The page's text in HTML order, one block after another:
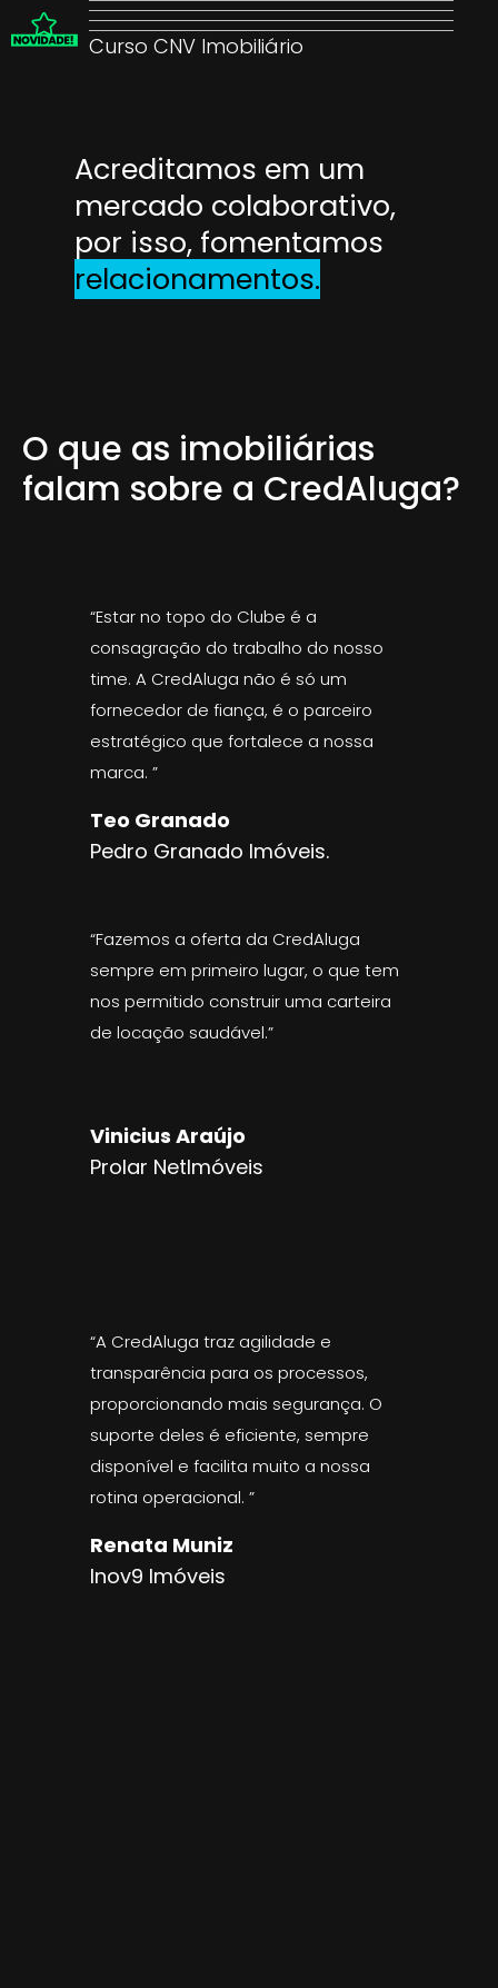
Curso CNV Imobiliário
O que as imobiliárias
falam sobre a CredAluga?
Acreditamos em um
mercado colaborativo,
por isso, fomentamos
relacionamentos.
“Estar no topo do Clube é a
consagração do trabalho do nosso
time. A CredAluga não é só um
fornecedor de fiança, é o parceiro
estratégico que fortalece a nossa
marca. ”
Teo Granado
Pedro Granado Imóveis.
“Fazemos a oferta da CredAluga
sempre em primeiro lugar, o que tem
nos permitido construir uma carteira
de locação saudável.”
Vinicius Araújo
Prolar Netlmóveis
“A CredAluga traz agilidade e
transparência para os processos,
proporcionando mais segurança. O
suporte deles é eficiente, sempre
disponível e facilita muito a nossa
rotina operacional. ”
Renata Muniz
Inov9 Imóveis